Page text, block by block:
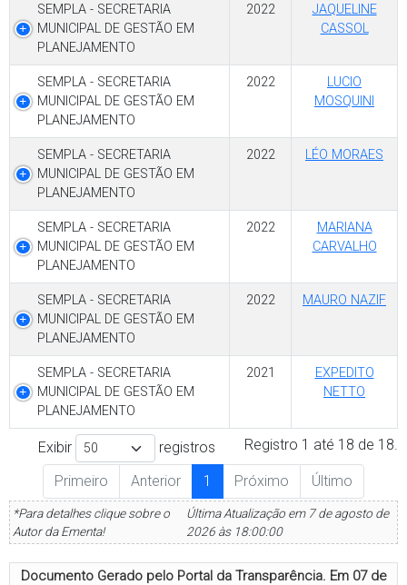
SEMPLA - SECRETARIA
MUNICIPAL DE GESTÃO EM
PLANEJAMENTO
2022
JAQUELINE
CASSOL
SEMPLA - SECRETARIA
MUNICIPAL DE GESTÃO EM
PLANEJAMENTO
2022
LUCIO
MOSQUINI
SEMPLA - SECRETARIA
MUNICIPAL DE GESTÃO EM
PLANEJAMENTO
2022 LÉO MORAES
SEMPLA - SECRETARIA
MUNICIPAL DE GESTÃO EM
PLANEJAMENTO
2022
MARIANA
CARVALHO
SEMPLA - SECRETARIA
MUNICIPAL DE GESTÃO EM
PLANEJAMENTO
2022 MAURO NAZIF
SEMPLA - SECRETARIA
MUNICIPAL DE GESTÃO EM
PLANEJAMENTO
2021
EXPEDITO
NETTO
Registro 1 até 18 de 18.
Exibir
registros
Primeiro
Anterior 1 Próximo Último
*Para detalhes clique sobre o
Autor da Ementa!
Última Atualização em 7 de agosto de
2026 às 18:00:00
Documento Gerado pelo Portal da Transparência. Em 07 de